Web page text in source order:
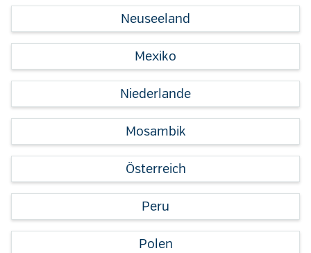
Neuseeland
Mexiko
Niederlande
Mosambik
Österreich
Peru
Polen